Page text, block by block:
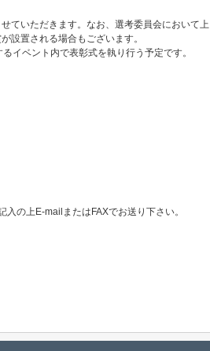
ていただきます。なお、選考委員会において上
設置される場合もございます。
イベント内で表彰式を執り行う予定です。
の上E-mailまたはFAXでお送り下さい。